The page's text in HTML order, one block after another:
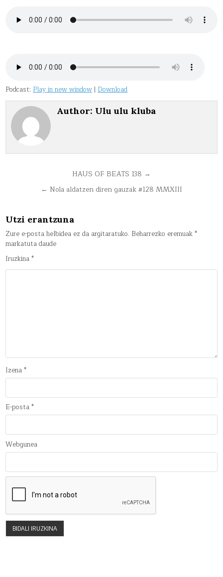
Podcast:Play in new window|Download
Author: Ulu ulu kluba
Bidalketetan
zehar
HAUS OF BEATS 138 →
← Nola aldatzen diren gauzak #128 MMXIII
Utzi erantzuna
Zure e-posta helbidea ez da argitaratuko. Beharrezko eremuak*
markatuta daude
Iruzkina*
Izena*
E-posta*
Webgunea